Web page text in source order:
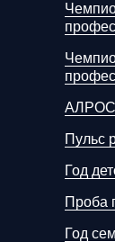
Пульс
Год
Проба
Год